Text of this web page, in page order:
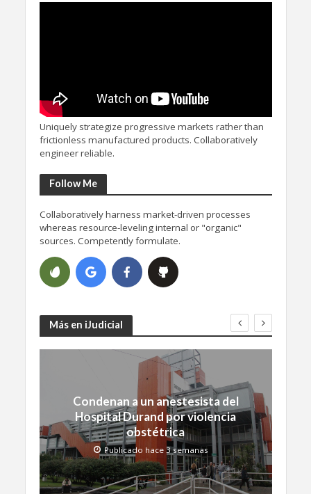
Uniquely strategize progressive markets rather than
frictionless manufactured products. Collaboratively
engineer reliable.
Follow Me
Collaboratively harness market-driven processes
whereas resource-leveling internal or "organic"
sources. Competently formulate.
Más en iJudicial
Condenan a un anestesista del
Hospital Durand por violencia
obstétrica
Publicado hace 3 semanas